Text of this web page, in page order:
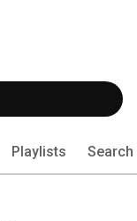
Playlists Search